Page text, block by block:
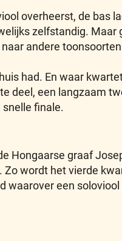
overheerst, de bas
zelfstandig. Maar
andere
had. En waar
deel, een langzaam
snelle finale.
Hongaarse graaf
wordt het vierde
waarover een